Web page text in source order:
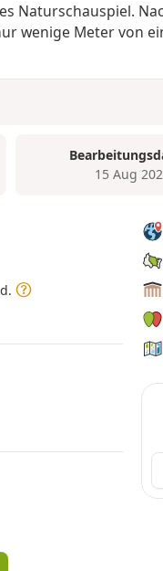
Naturschauspiel.
wenige Meter von
15 Aug